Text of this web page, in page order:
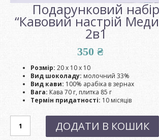
Подарунковий набір
“Кавовий настрій
2в1
350₴
Розмір: 20 х 10 х 10
Вид шоколаду: молочний 33%
Вид кави: 100% арабіка в зернах
Вага: Кава 70 г, плитка 85 г
Термін придатності: 10 місяців
Подарунковий
набір
"Кавовий
ДОДАТИ В КОШИК